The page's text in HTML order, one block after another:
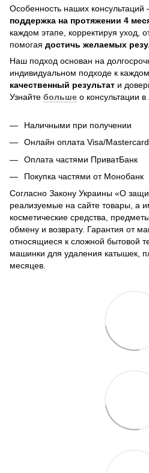
Особенность наших консультаций
поддержка на протяжении 4
каждом этапе, корректируя уход,
помогая достичь желаемых
Наш подход основан на
индивидуальном подходе к
качественный результат и
Узнайте больше о консультации в
Наличными при получении
Онлайн оплата Visa/
Оплата частями ПриватБанк
Покупка частями от Монобанк
Согласно Закону Украины «О
реализуемые на сайте товары, а
косметические средства,
обмену и возврату. Гарантия от
относящиеся к сложной бытовой
машинки для удаления катышек,
месяцев.